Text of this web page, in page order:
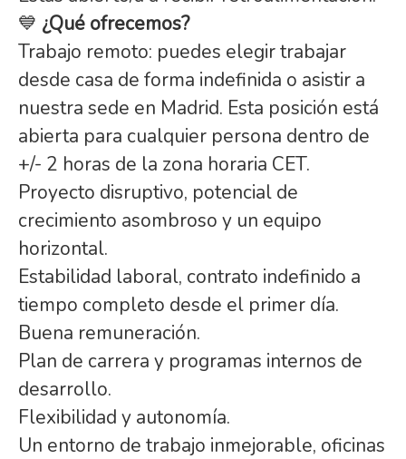
💙 ¿Qué ofrecemos?
Trabajo remoto: puedes elegir trabajar
desde casa de forma indefinida o asistir a
nuestra sede en Madrid. Esta posición está
abierta para cualquier persona dentro de
+/- 2 horas de la zona horaria CET.
Proyecto disruptivo, potencial de
crecimiento asombroso y un equipo
horizontal.
Estabilidad laboral, contrato indefinido a
tiempo completo desde el primer día.
Buena remuneración.
Plan de carrera y programas internos de
desarrollo.
Flexibilidad y autonomía.
Un entorno de trabajo inmejorable, oficinas